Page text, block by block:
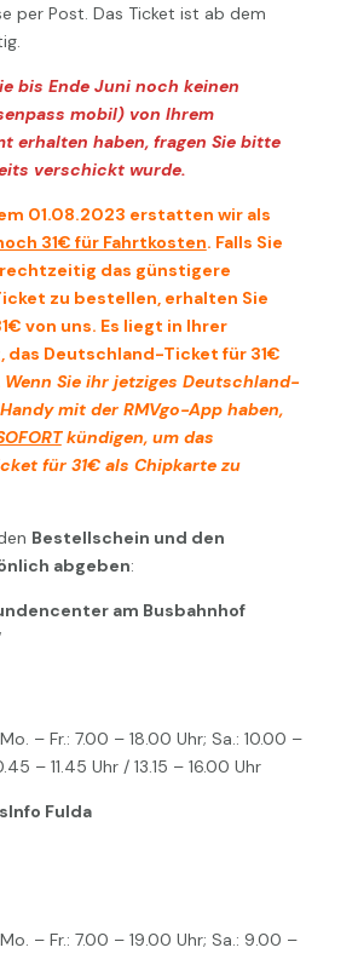
per Post. Das Ticket ist ab dem
bis Ende Juni noch keinen
mobil) von Ihrem
erhalten haben, fragen Sie bitte
verschickt wurde.
01.08.2023 erstatten wir als
31€ für Fahrtkosten. Falls Sie
das günstigere
zu bestellen, erhalten Sie
von uns. Es liegt in Ihrer
das Deutschland-Ticket für 31€
Wenn Sie ihr jetziges Deutschland-
mit der RMVgo-App haben,
kündigen, um das
für 31€ als Chipkarte zu
Bestellschein und den
abgeben:
am Busbahnhof
– Fr.: 7.00 – 18.00 Uhr; Sa.: 10.00 –
– 11.45 Uhr / 13.15 – 16.00 Uhr
Fulda
– Fr.: 7.00 – 19.00 Uhr; Sa.: 9.00 –